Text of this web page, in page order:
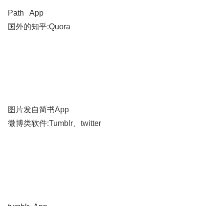
Path App
国外的知乎:Quora
图片发自简书App
微博类软件:Tumblr、twitter